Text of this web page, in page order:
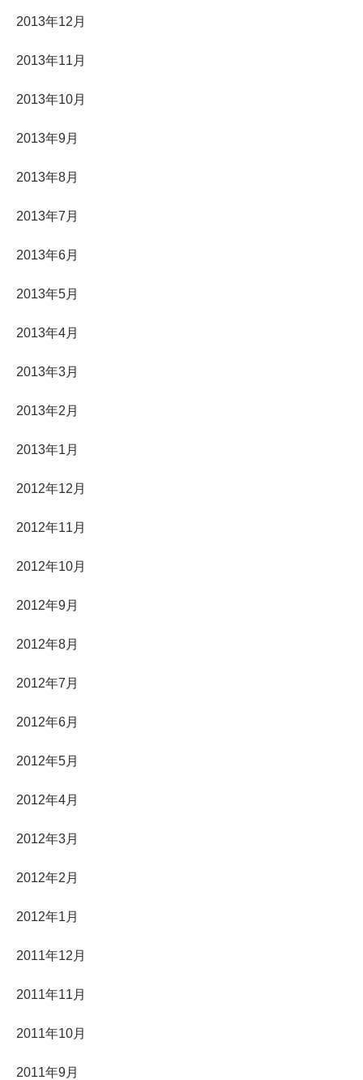
2013年12月
2013年11月
2013年10月
2013年9月
2013年8月
2013年7月
2013年6月
2013年5月
2013年4月
2013年3月
2013年2月
2013年1月
2012年12月
2012年11月
2012年10月
2012年9月
2012年8月
2012年7月
2012年6月
2012年5月
2012年4月
2012年3月
2012年2月
2012年1月
2011年12月
2011年11月
2011年10月
2011年9月